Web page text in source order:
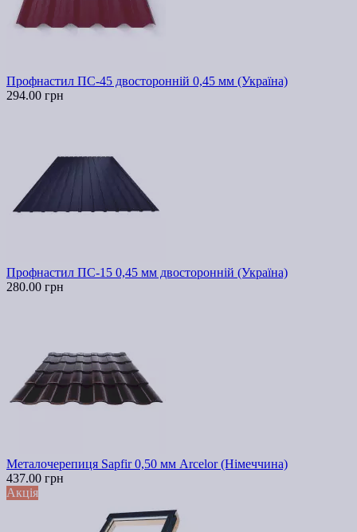
Профнастил ПС-45 двосторонній 0,45 мм (Україна)
294.00 грн
Профнастил ПС-15 0,45 мм двосторонній (Україна)
280.00 грн
Металочерепиця Sapfir 0,50 мм Arcelor (Німеччина)
437.00 грн
Акція